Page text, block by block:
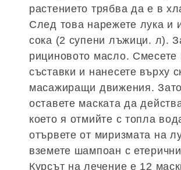
растението трябва да е в
След това нарежете лука и
сока (2 супени лъжици. л).
рициновото масло. Смесете
съставки и нанесете върху
масажиращи движения.
оставете маската да
което я отмийте с топла
отървете от миризмата на
вземете шампоан с
Курсът на лечение е 12